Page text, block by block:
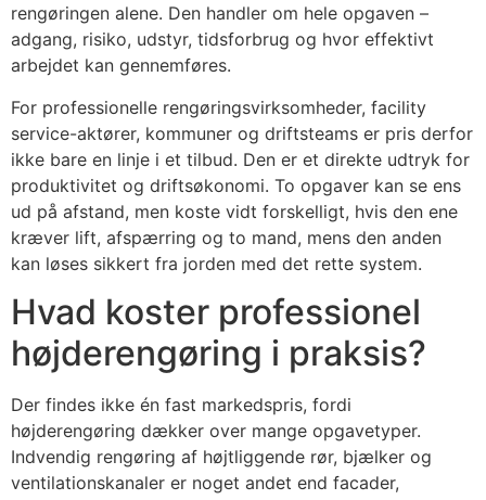
rengøringen alene. Den handler om hele opgaven –
adgang, risiko, udstyr, tidsforbrug og hvor effektivt
arbejdet kan gennemføres.
For professionelle rengøringsvirksomheder, facility
service-aktører, kommuner og driftsteams er pris derfor
ikke bare en linje i et tilbud. Den er et direkte udtryk for
produktivitet og driftsøkonomi. To opgaver kan se ens
ud på afstand, men koste vidt forskelligt, hvis den ene
kræver lift, afspærring og to mand, mens den anden
kan løses sikkert fra jorden med det rette system.
Hvad koster professionel
højderengøring i praksis?
Der findes ikke én fast markedspris, fordi
højderengøring dækker over mange opgavetyper.
Indvendig rengøring af højtliggende rør, bjælker og
ventilationskanaler er noget andet end facader,